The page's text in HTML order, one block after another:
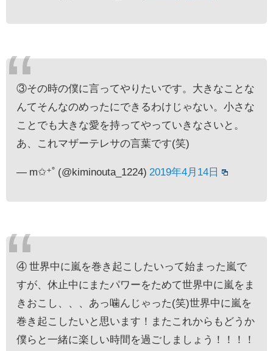
③その時の僕に言ってやりたいです。大きなことな
んてそんなのめったにできるわけじゃない。小さな
ことでも大きな愛を持ってやっていきなさいと。
あ、これマザーテレサの言葉です(笑)
— m✩⁺˚ (@kiminouta_1224) 2019年4月14日
④ 世界中に嵐を巻き起こしたいって始まった嵐で
すが、休止中にまたパワーをためて世界中に嵐をま
きおこし、、、あっ噛んじゃった(笑)世界中に嵐を
巻き起こしたいと思います！またこれからもどうか
僕らと一緒に楽しい時間を過ごしましょう！！！！